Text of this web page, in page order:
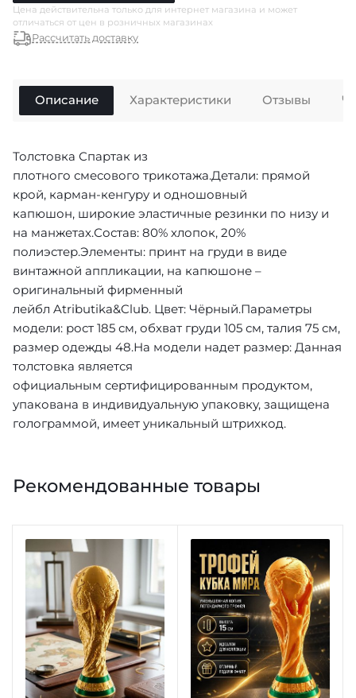
Цена действительна только для интернет магазина и может
отличаться от цен в розничных магазинах
Рассчитать доставку
Описание
Толстовка Спартак из
плотного смесового трикотажа.Детали: прямой
крой, карман-кенгуру и одношовный
капюшон, широкие эластичные резинки по низу и
на манжетах.Состав: 80% хлопок, 20%
полиэстер.Элементы: принт на груди в виде
винтажной аппликации, на капюшоне –
оригинальный фирменный
лейбл Atributika&Club. Цвет: Чёрный.Параметры
модели: рост 185 см, обхват груди 105 см, талия 75 см,
размер одежды 48.На модели надет размер: Данная
толстовка является
официальным сертифицированным продуктом,
упакована в индивидуальную упаковку, защищена
голограммой, имеет уникальный штрихкод.
Характеристики Отзывы
Рекомендованные товары